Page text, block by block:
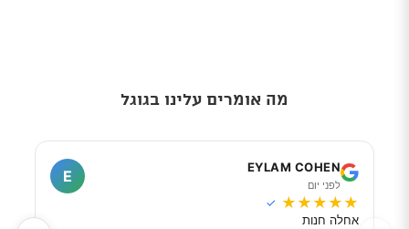
מה אומרים עלינו בגוגל
EYLAM COHEN
לפני יום
E
★
★
★
★
★
✓
אחלה חנות